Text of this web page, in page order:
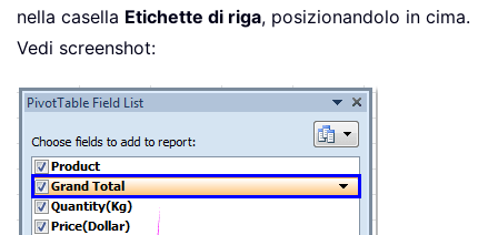
nella casella Etichette di riga, posizionandolo in cima.
Vedi screenshot: